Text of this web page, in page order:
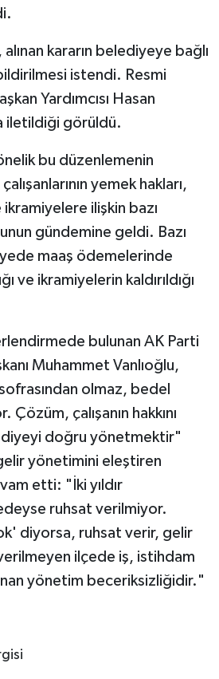
kararın belediyeye bağlı
istendi. Resmi
Yardımcısı Hasan
iletildiği görüldü.
bu düzenlemenin
yemek hakları,
ilişkin bazı
gündemine geldi. Bazı
maaş ödemelerinde
ve ikramiyelerin kaldırıldığı
bulunan AK Parti
Muhammet Vanlıoğlu,
olmaz, bedel
çalışanın hakkını
doğru yönetmektir"
yönetimini eleştiren
etti: "İki yıldır
ruhsat verilmiyor.
diyorsa, ruhsat verir, gelir
ilçede iş, istihdam
yönetim beceriksizliğidir."